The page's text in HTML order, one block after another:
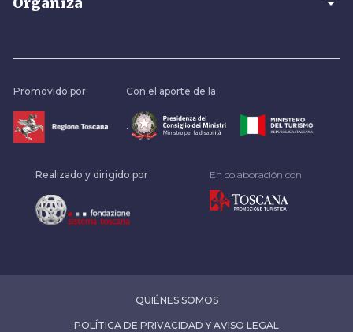
Promovido por Con el aporte de la
.
Realizado y dirigido por En colaboración con
QUIÉNES SOMOS
POLÍTICA DE PRIVACIDAD Y AVISO LEGAL